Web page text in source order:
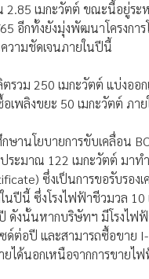
เมกะวัตต์ ขณะนี้อยู่ระ
อีกทั้งยังมุ่งพัฒนาโครงก
ความชัดเจนภายในปีนี้
วม 250 เมกะวัตต์ แบ่งออ
เพลิงขยะ 50 เมกะวัตต์ ภา
านโยบายการขับเคลื่อน
ะมาณ 122 เมกะวัตต์ มาท
ซึ่งเป็นการขอรับรอ
นปีนี้ ซึ่งโรงไฟฟ้าชีวมวล 10
งนั้นหากบริษัทฯ มีโรงไฟ
ต่อปี และสามารถซื้อขาย
ได้นอกเหนือจากการขายไ